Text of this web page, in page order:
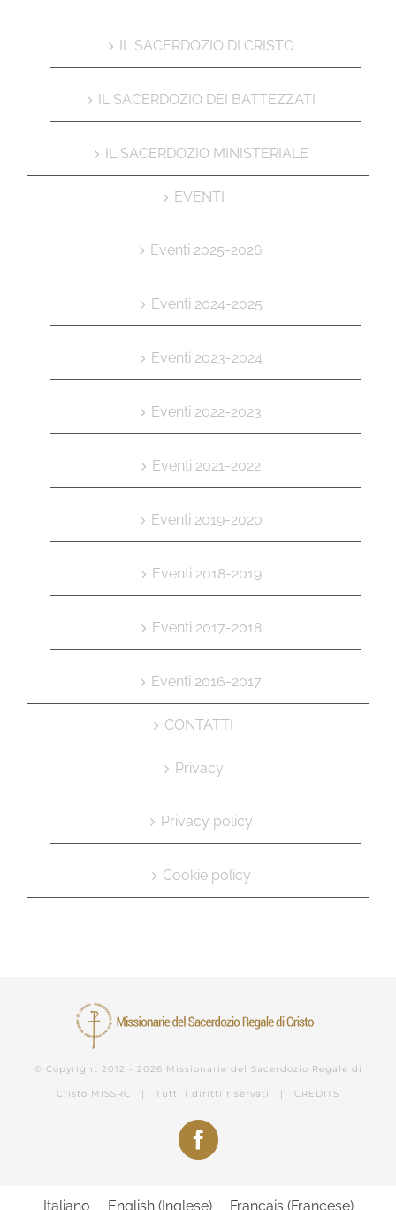
IL SACERDOZIO DI CRISTO
IL SACERDOZIO DEI BATTEZZATI
IL SACERDOZIO MINISTERIALE
EVENTI
Eventi 2025-2026
Eventi 2024-2025
Eventi 2023-2024
Eventi 2022-2023
Eventi 2021-2022
Eventi 2019-2020
Eventi 2018-2019
Eventi 2017-2018
Eventi 2016-2017
CONTATTI
Privacy
Privacy policy
Cookie policy
© Copyright 2012 - 2026 Missionarie del Sacerdozio Regale di
Cristo MISSRC | Tutti i diritti riservati | CREDITS
Facebook
Italiano English(Inglese) Français (Francese)